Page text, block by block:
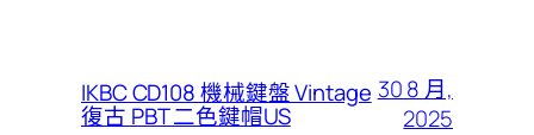
IKBC CD108 機械鍵盤 Vintage
復古 PBT 二色鍵帽US
30 8 月,
2025